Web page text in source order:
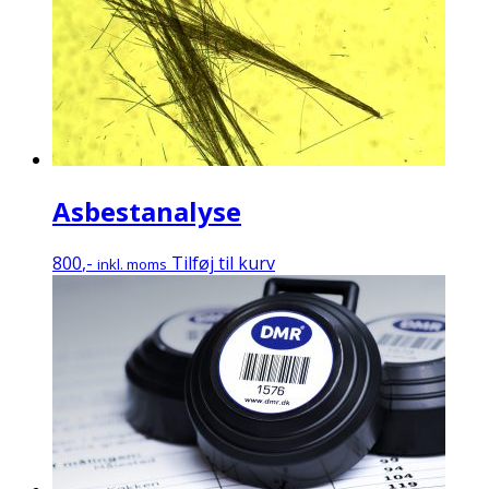
Asbestanalyse
800,- inkl. moms Tilføj til kurv